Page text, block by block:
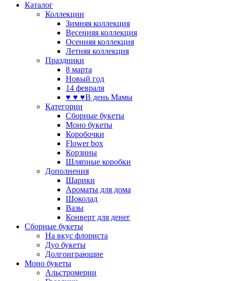
Каталог
Коллекции
Зимняя коллекция
Весенняя коллекция
Осенняя коллекция
Летняя коллекция
Праздники
8 марта
Новый год
14 февраля
♥ ♥ ♥В день Мамы
Категории
Сборные букеты
Моно букеты
Коробочки
Flower box
Корзины
Шляпные коробки
Дополнения
Шарики
Ароматы для дома
Шоколад
Вазы
Конверт для денег
Сборные букеты
На вкус флориста
Дуо букеты
Долгоиграющие
Моно букеты
Альстромерии